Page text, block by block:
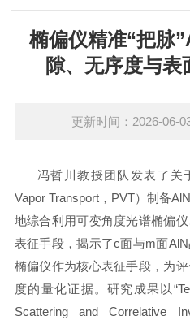
椭偏仪精准“把脉
隙、无序度与
更新时间：2026-
冯哲川教授团队发表了关
Vapor Transport， PVT）制备AlN
地综合利用可变角度光谱椭偏
表征手段，揭示了c面与m面AlN
椭偏仪作为核心表征手段，为
度的量化证据。研究成果以“
Scattering and Correlative